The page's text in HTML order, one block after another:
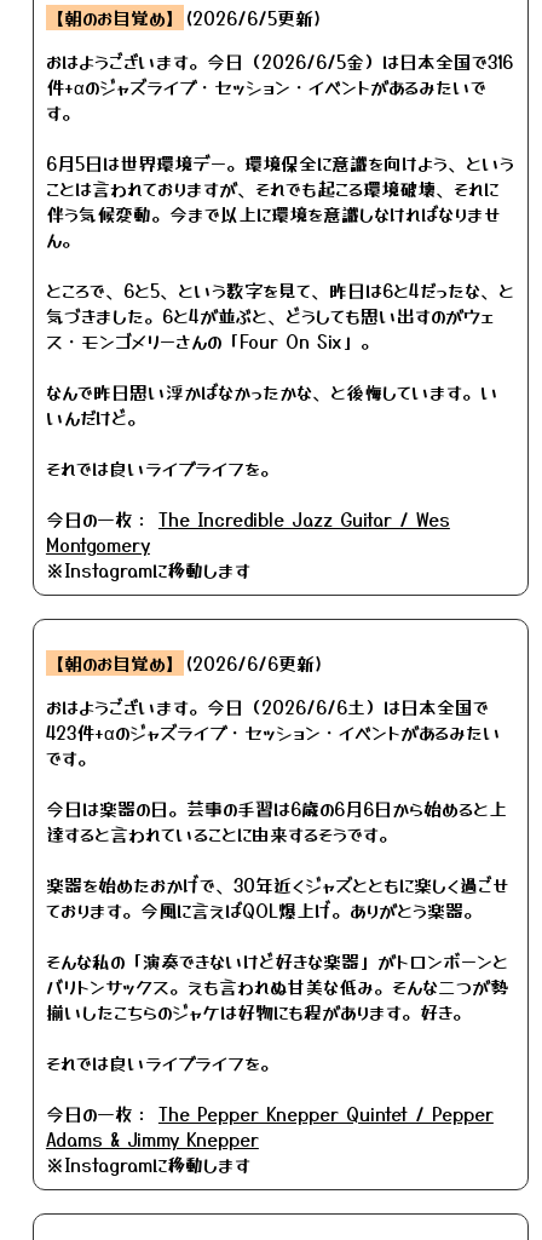
【朝のお目覚め】
(2026/6/5更新)
おはようございます。今日（2026/6/5金）は日本全国で316
件+αのジャズライブ・セッション・イベントがあるみたいで
す。
6月5日は世界環境デー。環境保全に意識を向けよう、という
ことは言われておりますが、それでも起こる環境破壊、それに
伴う気候変動。今まで以上に環境を意識しなければなりませ
ん。
ところで、6と5、という数字を見て、昨日は6と4だったな、と
気づきました。6と4が並ぶと、どうしても思い出すのがウェ
ス・モンゴメリーさんの「Four On Six」。
なんで昨日思い浮かばなかったかな、と後悔しています。い
いんだけど。
それでは良いライブライフを。
今日の一枚： The Incredible Jazz Guitar / Wes
Montgomery
※Instagramに移動します
【朝のお目覚め】
(2026/6/6更新)
おはようございます。今日（2026/6/6土）は日本全国で
423件+αのジャズライブ・セッション・イベントがあるみたい
です。
今日は楽器の日。芸事の手習は6歳の6月6日から始めると上
達すると言われていることに由来するそうです。
楽器を始めたおかげで、30年近くジャズとともに楽しく過ごせ
ております。今風に言えばQOL爆上げ。ありがとう楽器。
そんな私の「演奏できないけど好きな楽器」がトロンボーンと
バリトンサックス。えも言われぬ甘美な低み。そんな二つが勢
揃いしたこちらのジャケは好物にも程があります。好き。
それでは良いライブライフを。
今日の一枚： The Pepper Knepper Quintet / Pepper
Adams & Jimmy Knepper
※Instagramに移動します